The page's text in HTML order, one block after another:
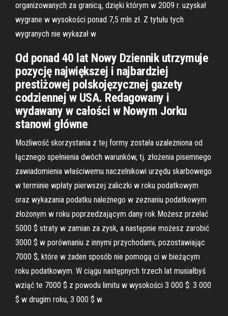
organizowanych za granicą, dzięki którym w 2009 r. uzyskał
wygrane w wysokości ponad 7,5 mln zł. Z tytułu tych
wygranych nie wykazał w
Od ponad 40 lat Nowy Dziennik utrzymuje
pozycję największej i najbardziej
prestiżowej polskojęzycznej gazety
codziennej w USA. Redagowany i
wydawany w całości w Nowym Jorku
stanowi główne
Możliwość skorzystania z tej formy została uzależniona od
łącznego spełnienia dwóch warunków, tj. złożenia pisemnego
zawiadomienia właściwemu naczelnikowi urzędu skarbowego
w terminie wpłaty pierwszej zaliczki w roku podatkowym
oraz wykazania podatku należnego w zeznaniu podatkowym
złożonym w roku poprzedzającym dany rok Możesz przelać
5000 $ straty w zamian za zysk, a następnie możesz zarobić
3000 $ w porównaniu z innymi przychodami, pozostawiając
7000 $, które w żaden sposób nie pomogą ci w bieżącym
roku podatkowym. W ciągu następnych trzech lat musiałbyś
wziąć te 7000 $ z powodu limitu w wysokości 3 000 $: 3 000
$ w drugim roku, 3 000 $ w